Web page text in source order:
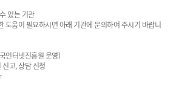
있는 기관
도움이 필요하시면 아래 기관에 문의하여 주시기 바랍니
인터넷진흥원 운영)
고, 상담 신청